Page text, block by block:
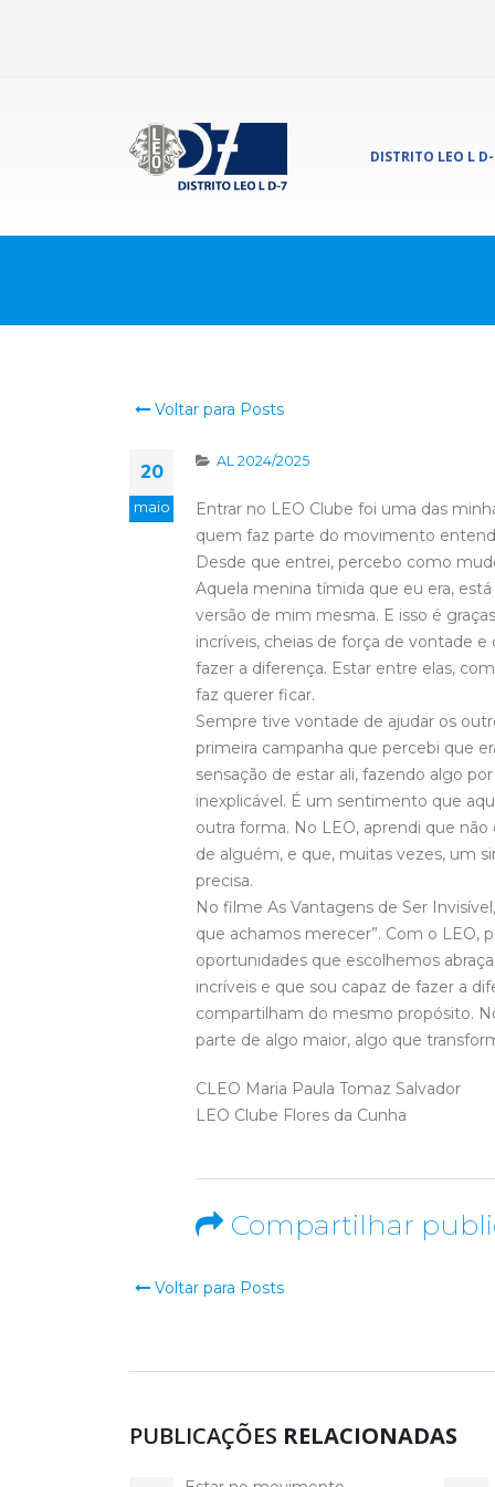
DISTRITO LEO L
Voltar para Posts
20
maio
AL 2024/2025
Entrar no LEO Clube foi uma das
quem faz parte do movimento
Desde que entrei, percebo como
Aquela menina tímida que eu era,
versão de mim mesma. E isso é
incríveis, cheias de força de vontade
fazer a diferença. Estar entre elas,
faz querer ficar.
Sempre tive vontade de ajudar os
primeira campanha que percebi que
sensação de estar ali, fazendo algo
inexplicável. É um sentimento que
outra forma. No LEO, aprendi que
de alguém, e que, muitas vezes, um
precisa.
No filme As Vantagens de Ser
que achamos merecer”. Com o LEO,
oportunidades que escolhemos
incríveis e que sou capaz de fazer a
compartilham do mesmo propósito.
parte de algo maior, algo que
CLEO Maria Paula Tomaz Salvador
LEO Clube Flores da Cunha
Compartilhar
Voltar para Posts
PUBLICAÇÕES RELACIONADAS